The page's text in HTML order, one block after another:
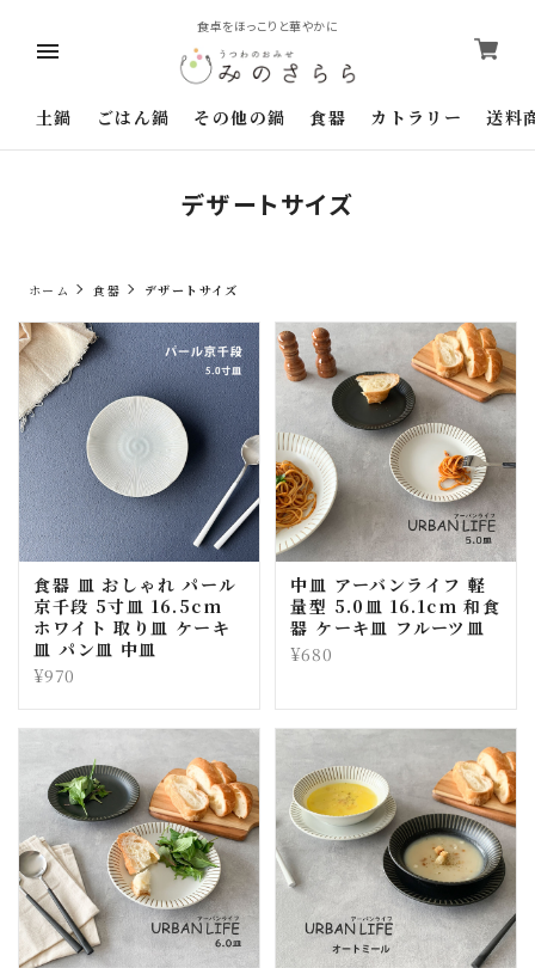
食卓をほっこりと華やかに
土鍋 ごはん鍋 その他の鍋 食器 カトラリー 送料
デザートサイズ
ホーム 食器 デザートサイズ
食器 皿 おしゃれ パール
京千段 5寸皿 16.5cm
ホワイト 取り皿 ケーキ
皿 パン皿 中皿
¥970
中皿 アーバンライフ 軽
量型 5.0皿 16.1cm 和食
器 ケーキ皿 フルーツ皿
¥680